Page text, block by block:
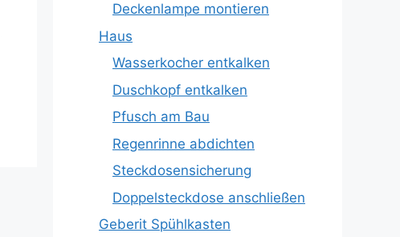
Deckenlampe montieren
Haus
Wasserkocher entkalken
Duschkopf entkalken
Pfusch am Bau
Regenrinne abdichten
Steckdosensicherung
Doppelsteckdose anschließen
Geberit Spühlkasten